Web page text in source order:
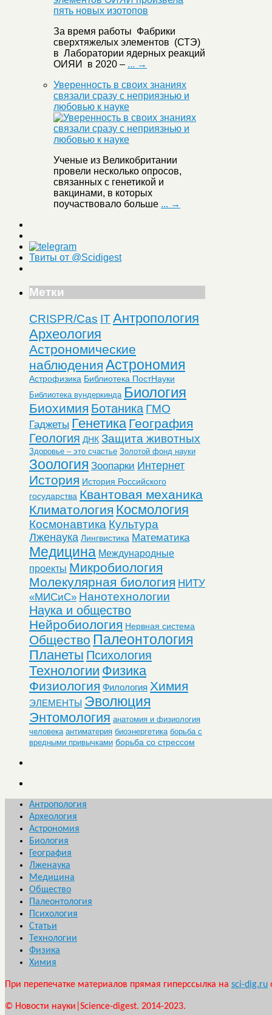
За время работы Фабрики
сверхтяжелых элементов (СТЭ)
в Лаборатории ядерных реакций
ОИЯИ в 2020 – ... →
Уверенность в своих знаниях
связали сразу с неприязнью и
любовью к науке
Ученые из Великобритании
провели несколько опросов,
связанных с генетикой и
вакцинами, в которых
поучаствовало больше ... →
Твиты от @Scidigest
Метки
CRISPR/Cas ITАнтропология
Археология
Астрономические
наблюдения Астрономия
Астрофизика Библиотека ПостНауки
Библиотека вундеркинда Биология
Биохимия Ботаника ГМО
Гаджеты Генетика География
Геология ДНК Защита животных
Здоровье – это счастье Золотой фонд науки
Зоология Зоопарки Интернет
История История Российского
государства Квантовая механика
Климатология Космология
Космонавтика Культура
Лженаука Лингвистика Математика
Медицина Международные
проекты Микробиология
Молекулярная биология НИТУ
«МИСиС» Нанотехнологии
Наука и общество
Нейробиология Нервная система
Общество Палеонтология
Планеты Психология
Технологии Физика
Физиология Филология Химия
ЭЛЕМЕНТЫ Эволюция
Энтомология анатомия и физиология
человека антиматерия биоэнергетика борьба с
вредными привычками борьба со стрессом
Антропология
Археология
Астрономия
Биология
География
Лженаука
Медицина
Общество
Палеонтология
Психология
Статьи
Технологии
Физика
Химия
При перепечатке материалов прямая гиперссылка на sci-dig.ru
© Новости науки|Science-digest. 2014-2023.